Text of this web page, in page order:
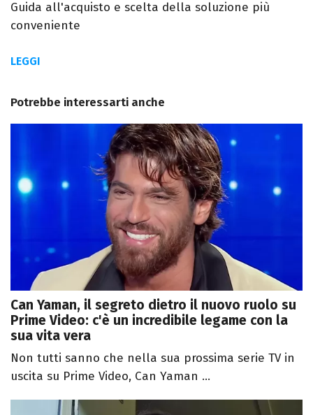
Guida all'acquisto e scelta della soluzione più
conveniente
LEGGI
Potrebbe interessarti anche
Can Yaman, il segreto dietro il nuovo ruolo su
Prime Video: c'è un incredibile legame con la
sua vita vera
Non tutti sanno che nella sua prossima serie TV in
uscita su Prime Video, Can Yaman ...